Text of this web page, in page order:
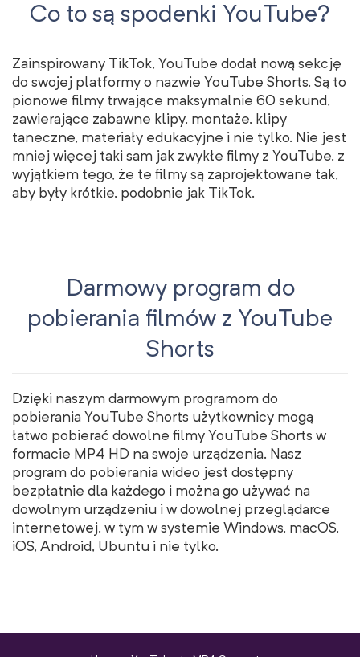
Co to są spodenki YouTube?
Zainspirowany TikTok, YouTube dodał nową sekcję
do swojej platformy o nazwie YouTube Shorts. Są to
pionowe filmy trwające maksymalnie 60 sekund,
zawierające zabawne klipy, montaże, klipy
taneczne, materiały edukacyjne i nie tylko. Nie jest
mniej więcej taki sam jak zwykłe filmy z YouTube, z
wyjątkiem tego, że te filmy są zaprojektowane tak,
aby były krótkie, podobnie jak TikTok.
Darmowy program do
pobierania filmów z YouTube
Shorts
Dzięki naszym darmowym programom do
pobierania YouTube Shorts użytkownicy mogą
łatwo pobierać dowolne filmy YouTube Shorts w
formacie MP4 HD na swoje urządzenia. Nasz
program do pobierania wideo jest dostępny
bezpłatnie dla każdego i można go używać na
dowolnym urządzeniu i w dowolnej przeglądarce
internetowej, w tym w systemie Windows, macOS,
iOS, Android, Ubuntu i nie tylko.